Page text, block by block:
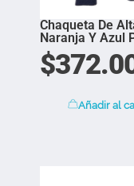
Chaqueta De
Naranja Y Azul
$
Añadir al